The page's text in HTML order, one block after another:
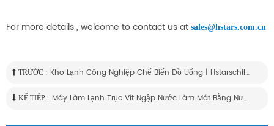
For more details , welcome to contact us at sales@hstars.com.cn
TRƯỚC : Kho Lạnh Công Nghiệp Chế Biến Đồ Uống | Hstarschiller . Com
KẾ TIẾP : Máy Làm Lạnh Trục Vít Ngập Nước Làm Mát Bằng Nước Cho Dự Án Sữa